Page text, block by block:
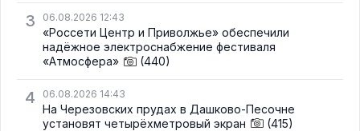
3 06.08.2026 12:43
«Россети Центр и Приволжье» обеспечили
надёжное электроснабжение фестиваля
«Атмосфера»
(440)
4 06.08.2026 14:43
На Черезовских прудах в Дашково-Песочне
установят четырёхметровый экран
(415)